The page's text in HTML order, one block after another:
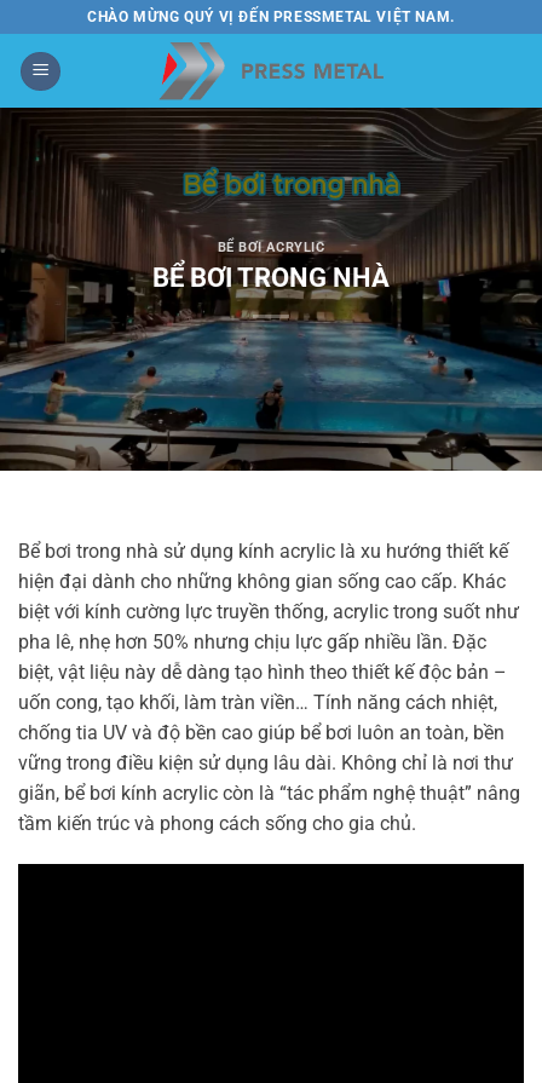
nội
dung
CHÀO MỪNG QUÝ VỊ ĐẾN PRESSMETAL VIỆT NAM.
BỂ BƠI ACRYLIC
BỂ BƠI TRONG NHÀ
Bể bơi trong nhà sử dụng kính acrylic là xu hướng thiết kế
hiện đại dành cho những không gian sống cao cấp. Khác
biệt với kính cường lực truyền thống, acrylic trong suốt như
pha lê, nhẹ hơn 50% nhưng chịu lực gấp nhiều lần. Đặc
biệt, vật liệu này dễ dàng tạo hình theo thiết kế độc bản –
uốn cong, tạo khối, làm tràn viền… Tính năng cách nhiệt,
chống tia UV và độ bền cao giúp bể bơi luôn an toàn, bền
vững trong điều kiện sử dụng lâu dài. Không chỉ là nơi thư
giãn, bể bơi kính acrylic còn là “tác phẩm nghệ thuật” nâng
tầm kiến trúc và phong cách sống cho gia chủ.